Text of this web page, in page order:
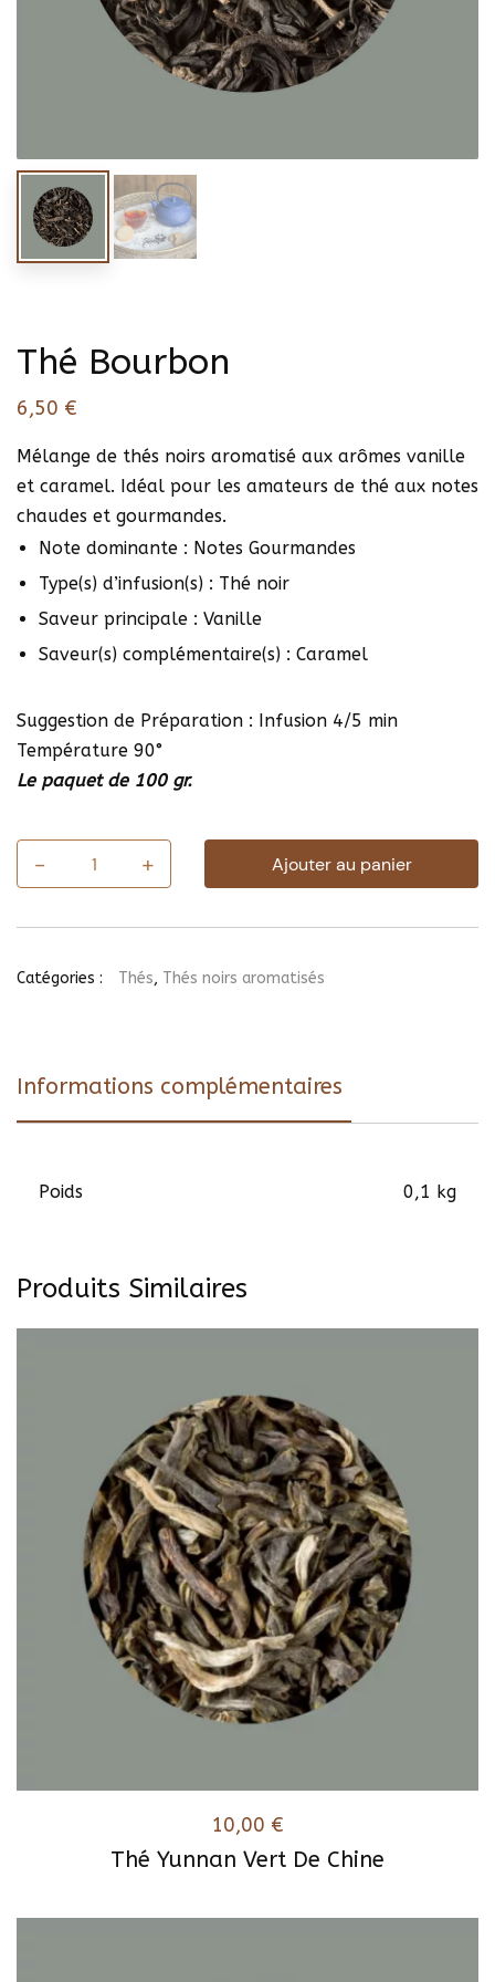
Thé Bourbon
6,50 €
Mélange de thés noirs aromatisé aux arômes vanille
et caramel. Idéal pour les amateurs de thé aux notes
chaudes et gourmandes.
Note dominante : Notes Gourmandes
Type(s) d’infusion(s) : Thé noir
Saveur principale : Vanille
Saveur(s) complémentaire(s) : Caramel
Suggestion de Préparation : Infusion 4/5 min
Température 90°
Le paquet de 100 gr.
-
quantité
de
+ Ajouter au panier
Catégories : Thés, Thés noirs aromatisés
Informations complémentaires
Poids 0,1 kg
Produits Similaires
Thé Yunnan Vert De Chine
10,00 €